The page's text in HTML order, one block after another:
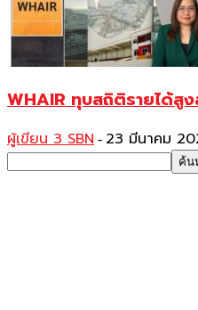
WHAIR ทุบสถิติรายได้สู
ผู้เขียน 3 SBN - 23 มีนาคม